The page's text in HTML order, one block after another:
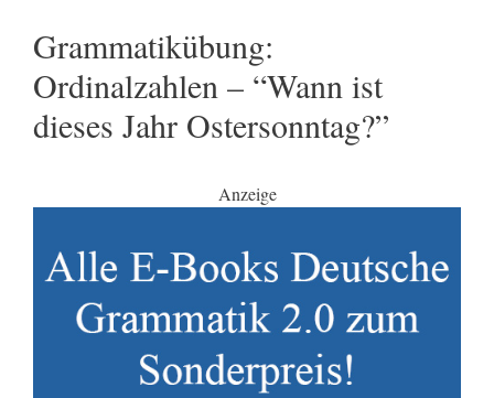
Grammatikübung:
Ordinalzahlen – “Wann ist
dieses Jahr Ostersonntag?”
Anzeige